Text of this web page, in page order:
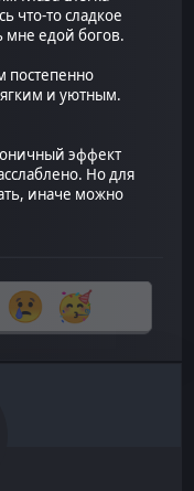
что-то сладкое
мне едой богов.
постепенно
и уютным.
эффект
Но для
иначе можно